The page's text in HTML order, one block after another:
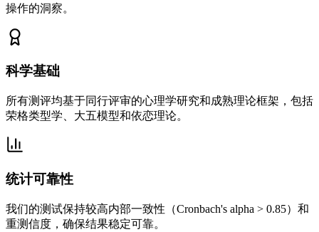
操作的洞察。
科学基础
所有测评均基于同行评审的心理学研究和成熟理论框架，包括
荣格类型学、大五模型和依恋理论。
统计可靠性
我们的测试保持较高内部一致性（Cronbach's alpha > 0.85）和
重测信度，确保结果稳定可靠。